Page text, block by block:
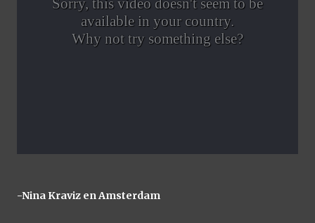
-Nina Kraviz en Amsterdam